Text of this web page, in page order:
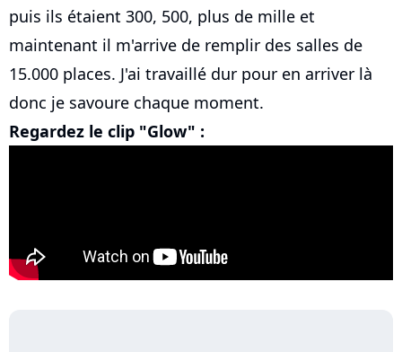
puis ils étaient 300, 500, plus de mille et
maintenant il m'arrive de remplir des salles de
15.000 places. J'ai travaillé dur pour en arriver là
donc je savoure chaque moment.
Regardez le clip "Glow" :